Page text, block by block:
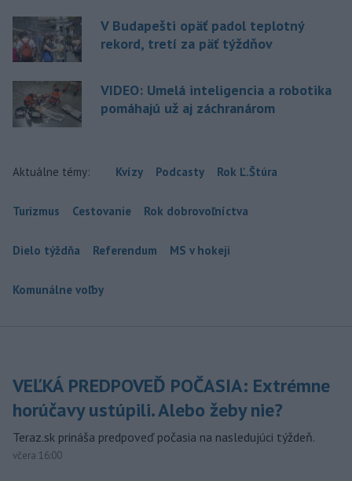
V Budapešti opäť padol teplotný
rekord, tretí za päť týždňov
VIDEO: Umelá inteligencia a robotika
pomáhajú už aj záchranárom
Aktuálne témy: Kvízy Podcasty Rok Ľ.Štúra
Turizmus Cestovanie Rok dobrovoľníctva
Dielo týždňa Referendum MS v hokeji
Komunálne voľby
VEĽKÁ PREDPOVEĎ POČASIA: Extrémne
horúčavy ustúpili. Alebo žeby nie?
Teraz.sk prináša predpoveď počasia na nasledujúci týždeň.
včera 16:00